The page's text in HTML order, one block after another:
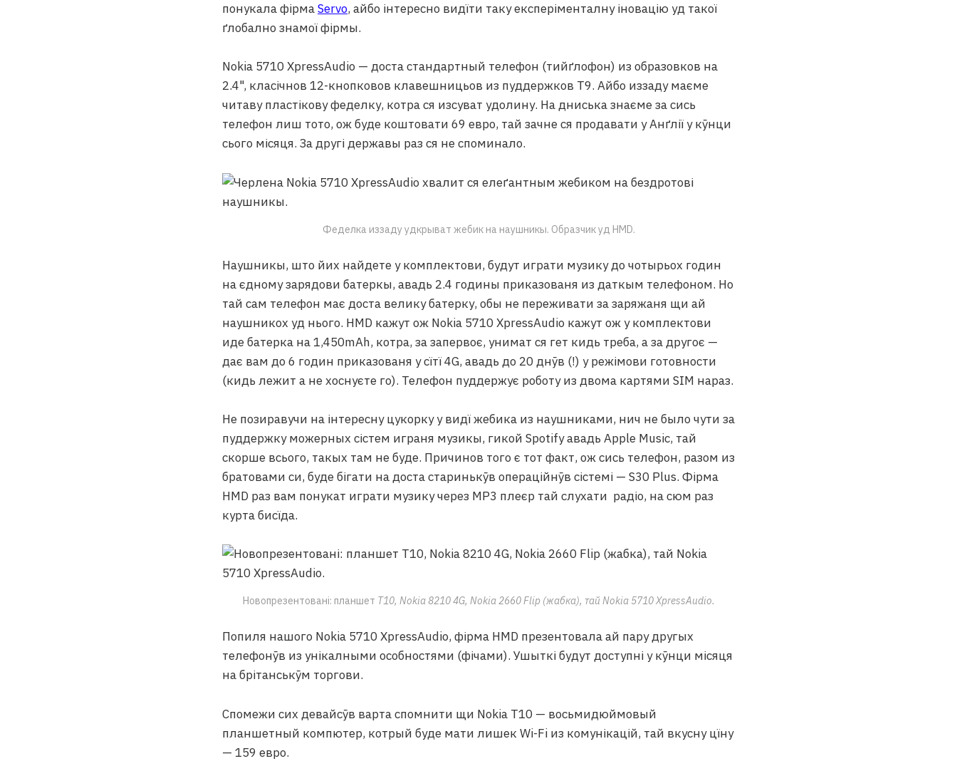
понукала фірмаServo, айбо інтересно видїти таку експеріменталну іновацію уд такої
ґлобално знамої фірмы.
Nokia 5710 XpressAudio — доста стандартный телефон (тийґлофон) из образовков на
2.4", класічнов 12-кнопковов клавешницьов из пуддержков T9. Айбо иззаду маєме
читаву пластікову феделку, котра ся изсуват удолину. На дниська знаєме за сись
телефон лиш тото, ож буде коштовати 69 евро, тай зачне ся продавати у Анґлії у кӯнци
сього місяця. За другі державы раз ся не споминало.
Феделка иззаду удкрыват жебик на наушникы. Образчик уд HMD.
Наушникы, што йих найдете у комплектови, будут играти музику до чотырьох годин
на єдному зарядови батеркы, авадь 2.4 годины приказованя из даткым телефоном. Но
тай сам телефон має доста велику батерку, обы не переживати за заряжаня щи ай
наушникох уд нього. HMD кажут ож Nokia 5710 XpressAudio кажут ож у комплектови
иде батерка на 1,450mAh, котра, за запервоє, унимат ся гет кидь треба, а за другоє —
дає вам до 6 годин приказованя у сїтї 4G, авадь до 20 днӯв (!) у режімови готовности
(кидь лежит а не хоснуєте го). Телефон пуддержує роботу из двома картями SIM нараз.
Не позиравучи на інтересну цукорку у видї жебика из наушниками, нич не было чути за
пуддержку можерных сістем играня музикы, гикой Spotify авадь Apple Music, тай
скорше всього, такых там не буде. Причинов того є тот факт, ож сись телефон, разом из
братовами си, буде бігати на доста старинькӯв операційнӯв сістемі — S30 Plus. Фірма
HMD раз вам понукат играти музику через MP3 плеєр тай слухати радіо, на сюм раз
курта бисїда.
Новопрезентовані: планшет T10, Nokia 8210 4G, Nokia 2660 Flip (жабка), тай Nokia 5710 XpressAudio.
Попиля нашого Nokia 5710 XpressAudio, фірма HMD презентовала ай пару другых
телефонӯв из унікалными особностями (фічами). Ушыткі будут доступні у кӯнци місяця
на брітанськӯм торгови.
Спомежи сих девайсӯв варта спомнити щи Nokia T10 — восьмидюймовый
планшетный компютер, котрый буде мати лишек Wi-Fi из комунікацій, тай вкусну цїну
— 159 евро.